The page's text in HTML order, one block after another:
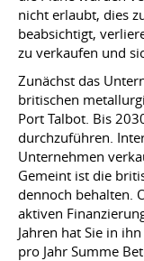
nicht erlaubt, dies
beabsichtigt,
zu verkaufen und
Zunächst das
britischen
Port Talbot. Bis
durchzuführen.
Unternehmen
Gemeint ist die
dennoch behalten.
aktiven
Jahren hat Sie in
pro Jahr Summe